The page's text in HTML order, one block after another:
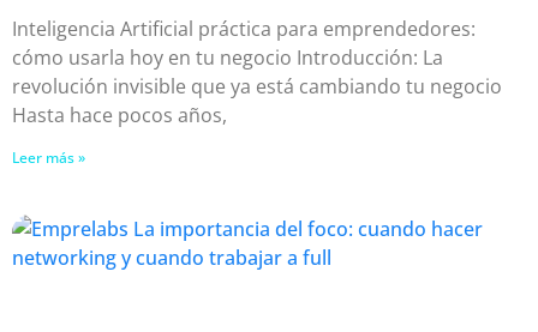
Inteligencia Artificial práctica para emprendedores:
cómo usarla hoy en tu negocio Introducción: La
revolución invisible que ya está cambiando tu negocio
Hasta hace pocos años,
Leer más »